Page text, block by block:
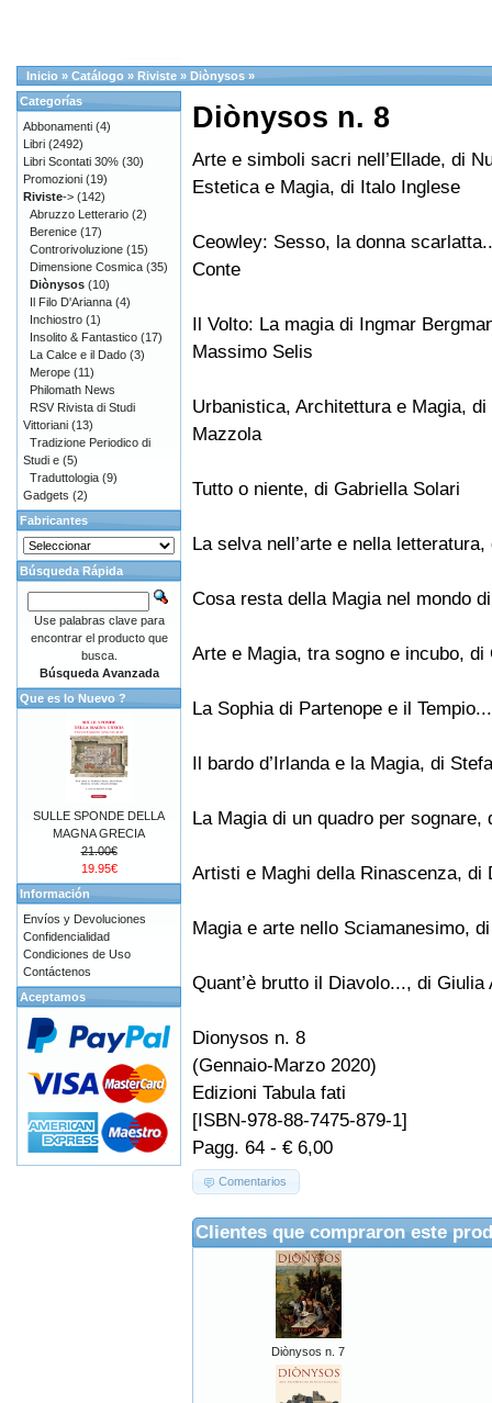
Inicio » Catálogo » Riviste » Diònysos »
Diònysos n. 8
Arte e simboli sacri nell’Ellade, di
Estetica e Magia, di Italo Inglese
Ceowley: Sesso, la donna
Conte
Il Volto: La magia di Ingmar
Massimo Selis
Urbanistica, Architettura e Magia,
Mazzola
Tutto o niente, di Gabriella Solari
La selva nell’arte e nella
Cosa resta della Magia nel mondo
Arte e Magia, tra sogno e incubo, di
La Sophia di Partenope e il
Il bardo d’Irlanda e la Magia, di
La Magia di un quadro per sognare,
Artisti e Maghi della Rinascenza, di
Magia e arte nello Sciamanesimo,
Quant’è brutto il Diavolo..., di Giulia
Dionysos n. 8
(Gennaio-Marzo 2020)
Edizioni Tabula fati
[ISBN-978-88-7475-879-1]
Pagg. 64 - € 6,00
Comentarios
Clientes que compraron este
Diònysos n. 7
Categorías
Abbonamenti (4)
Libri (2492)
Libri Scontati 30% (30)
Promozioni (19)
Riviste-> (142)
Abruzzo Letterario (2)
Berenice (17)
Controrivoluzione (15)
Dimensione Cosmica (35)
Diònysos (10)
Il Filo D'Arianna (4)
Inchiostro (1)
Insolito & Fantastico (17)
La Calce e il Dado (3)
Merope (11)
Philomath News
RSV Rivista di Studi
Vittoriani (13)
Tradizione Periodico di
Studi e (5)
Traduttologia (9)
Gadgets (2)
Fabricantes
Búsqueda Rápida
Use palabras clave para
encontrar el producto que
busca.
Búsqueda Avanzada
Que es lo Nuevo ?
SULLE SPONDE DELLA
MAGNA GRECIA
21.00€
19.95€
Información
Envíos y Devoluciones
Confidencialidad
Condiciones de Uso
Contáctenos
Aceptamos